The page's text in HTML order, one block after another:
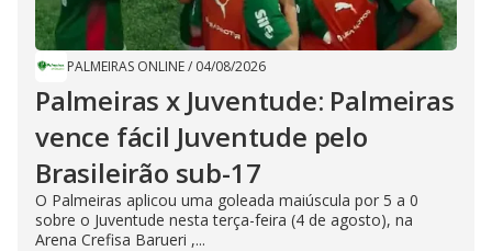
PALMEIRAS ONLINE/ 04/08/2026
Palmeiras x Juventude: Palmeiras
vence fácil Juventude pelo
Brasileirão sub-17
O Palmeiras aplicou uma goleada maiúscula por 5 a 0
sobre o Juventude nesta terça-feira (4 de agosto), na
Arena Crefisa Barueri ,...